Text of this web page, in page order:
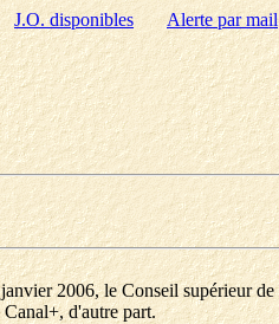
J.O. disponibles Alerte par mail
2006, le Conseil supérieur
d'autre part.